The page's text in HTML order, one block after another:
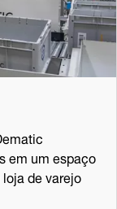
em um espaço
de varejo